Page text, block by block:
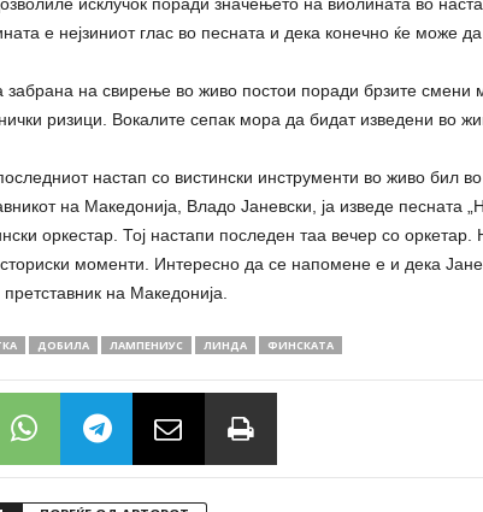
е нејзиниот глас во песната и дека конечно ќе може да
забрана на свирење во живо постои поради брзите смени
ризици. Вокалите сепак мора да бидат изведени во
настап со вистински инструменти во живо бил
на Македонија, Владо Јаневски, ја изведе песната
оркестар. Тој настапи последен таа вечер со оркетар.
моменти. Интересно да се напомене е и дека
на Македонија.
ДОБИЛА ЛАМПЕНИУС ЛИНДА ФИНСКАТА